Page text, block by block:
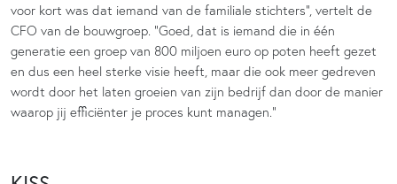
voor kort was dat iemand van de familiale stichters”, vertelt de
CFO van de bouwgroep. “Goed, dat is iemand die in één
generatie een groep van 800 miljoen euro op poten heeft gezet
en dus een heel sterke visie heeft, maar die ook meer gedreven
wordt door het laten groeien van zijn bedrijf dan door de manier
waarop jij efficiënter je proces kunt managen.”